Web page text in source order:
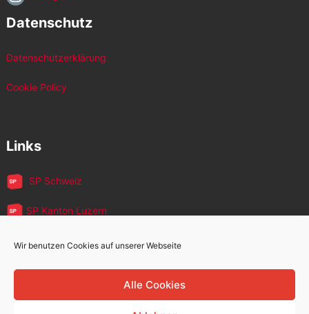
Wir benutzen Cookies auf unserer Webseite
Alle Cookies
Datenschutz
Datenschutzerklärung
Cookie Policy
Links
SP Schweiz
SP Kanton Luzern
JUSO Luzern
SP MigrantInnen
SP 60+